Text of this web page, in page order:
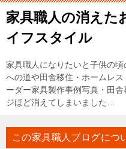
家具職人の消えた
イフスタイル
家具職人になりたいと子供の
への道や田舎移住・ホームレ
ーダー家具製作事例写真・田
ジほど消えてしまいました…
この家具職人ブログにつ